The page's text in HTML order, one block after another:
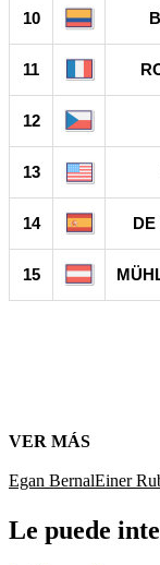
10
11
12
13
14 DE
15
VER MÁS
Egan BernalEiner
Le puede